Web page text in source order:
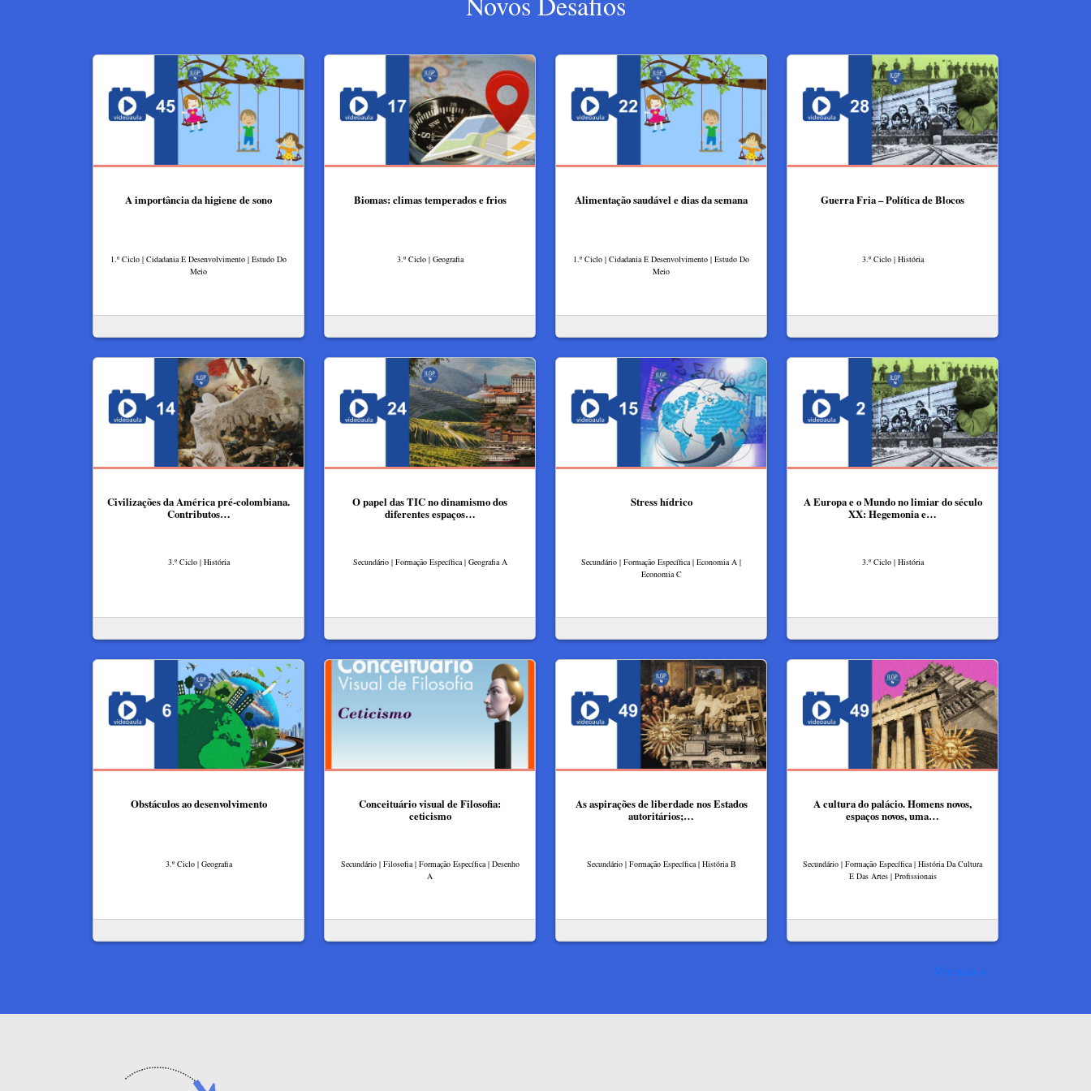
A importância da higiene de sono
1.º Ciclo | Cidadania E Desenvolvimento | Estudo Do
Meio
Biomas: climas temperados e frios
3.º Ciclo | Geografia
Alimentação saudável e dias da semana
1.º Ciclo | Cidadania E Desenvolvimento | Estudo Do
Meio
Guerra Fria – Política de Blocos
3.º Ciclo | História
Civilizações da América pré-colombiana.
Contributos…
3.º Ciclo | História
O papel das TIC no dinamismo dos
diferentes espaços…
Secundário | Formação Específica | Geografia A
Stress hídrico
Secundário | Formação Específica | Economia A |
Economia C
A Europa e o Mundo no limiar do século
XX: Hegemonia e…
3.º Ciclo | História
Obstáculos ao desenvolvimento
3.º Ciclo | Geografia
Conceituário visual de Filosofia:
ceticismo
Secundário | Filosofia | Formação Específica | Desenho
A
As aspirações de liberdade nos Estados
autoritários;…
Secundário | Formação Específica | História B
A cultura do palácio. Homens novos,
espaços novos, uma…
Secundário | Formação Específica | História Da Cultura
E Das Artes | Profissionais
Ver mais